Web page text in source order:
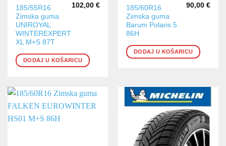
185/55R16
Zimska guma
UNIROYAL
WINTEREXPERT
XL M+S 87T
102,00 €
DODAJ U KOŠARICU
185/60R16
Zimska guma
Barum Polaris 5
86H
90,00 €
DODAJ U KOŠARICU